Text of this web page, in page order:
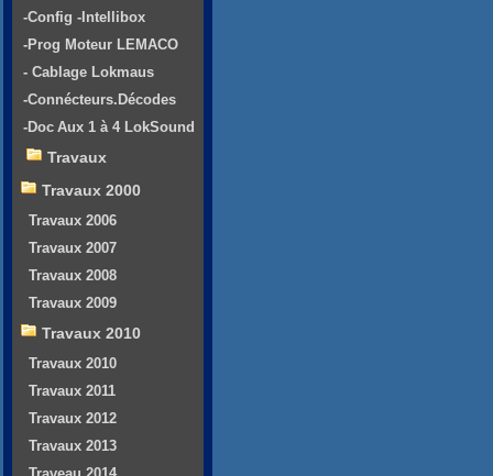
-Config -Intellibox
-Prog Moteur LEMACO
- Cablage Lokmaus
-Connécteurs.Décodes
-Doc Aux 1 à 4 LokSound
Travaux
Travaux 2000
Travaux 2006
Travaux 2007
Travaux 2008
Travaux 2009
Travaux 2010
Travaux 2010
Travaux 2011
Travaux 2012
Travaux 2013